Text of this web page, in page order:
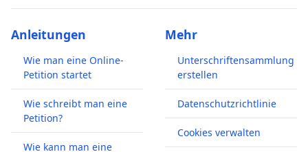
Anleitungen
Wie man eine Online-
Petition startet
Wie schreibt man eine
Petition?
Wie kann man eine
Mehr
Unterschriftensammlung
erstellen
Datenschutzrichtlinie
Cookies verwalten